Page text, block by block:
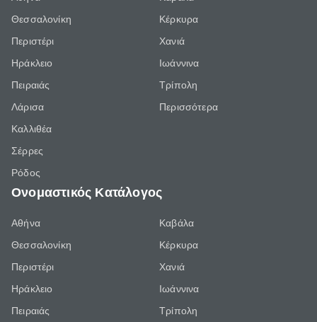
Θεσσαλονίκη
Περιστέρι
Ηράκλειο
Πειραιάς
Λάρισα
Καλλιθέα
Σέρρες
Ρόδος
Κέρκυρα
Χανιά
Ιωάννινα
Τρίπολη
Περισσότερα
Ονομαστικός Κατάλογος
Αθήνα
Θεσσαλονίκη
Περιστέρι
Ηράκλειο
Πειραιάς
Καβάλα
Κέρκυρα
Χανιά
Ιωάννινα
Τρίπολη